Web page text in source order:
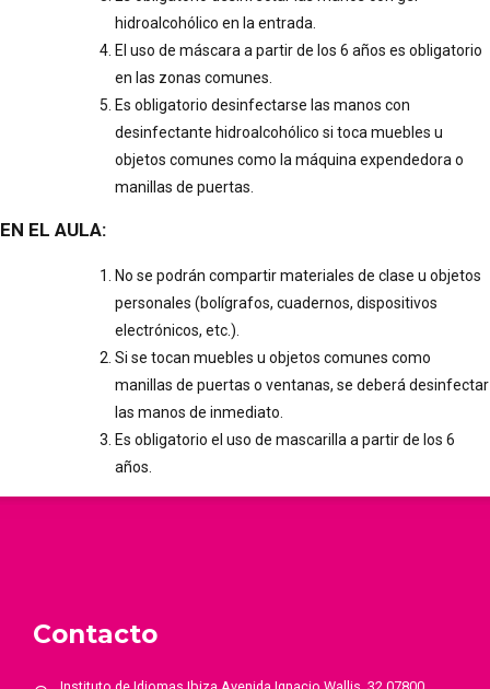
hidroalcohólico en la entrada.
El uso de máscara a partir de los 6 años es obligatorio
en las zonas comunes.
Es obligatorio desinfectarse las manos con
desinfectante hidroalcohólico si toca muebles u
objetos comunes como la máquina expendedora o
manillas de puertas.
EN EL AULA:
No se podrán compartir materiales de clase u objetos
personales (bolígrafos, cuadernos, dispositivos
electrónicos, etc.).
Si se tocan muebles u objetos comunes como
manillas de puertas o ventanas, se deberá desinfectar
las manos de inmediato.
Es obligatorio el uso de mascarilla a partir de los 6
años.
Contacto